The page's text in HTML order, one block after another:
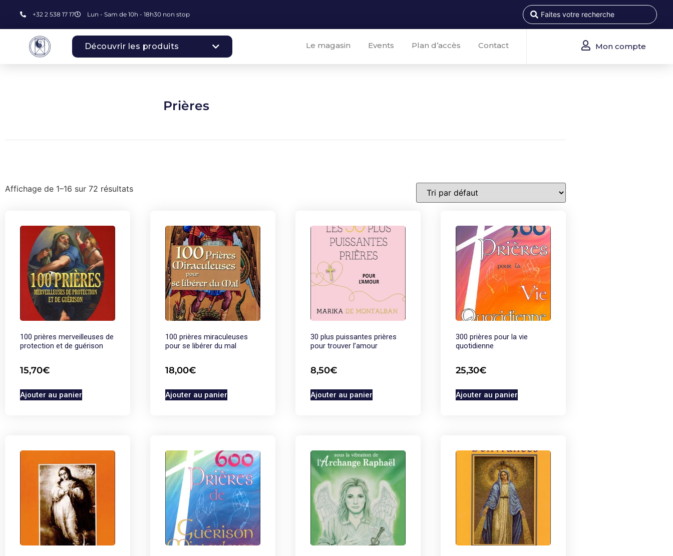
+32 2 538 17 17 Lun - Sam de 10h - 18h30 non stop
Découvrir les produits Le magasin Events Plan d’accès Contact Mon compte
Prières
Affichage de 1–16 sur 72 résultats
100 prières merveilleuses de
protection et de guérison
15,70€
Ajouter au panier
100 prières miraculeuses
pour se libérer du mal
18,00€
Ajouter au panier
30 plus puissantes prières
pour trouver l’amour
8,50€
Ajouter au panier
300 prières pour la vie
quotidienne
25,30€
Ajouter au panier